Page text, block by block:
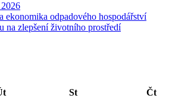
ekonomika odpadového hospodářství
na zlepšení životního prostředí
St Čt